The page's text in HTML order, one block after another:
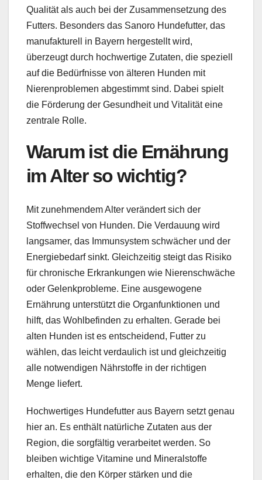
Qualität als auch bei der Zusammensetzung des
Futters. Besonders das Sanoro Hundefutter, das
manufakturell in Bayern hergestellt wird,
überzeugt durch hochwertige Zutaten, die speziell
auf die Bedürfnisse von älteren Hunden mit
Nierenproblemen abgestimmt sind. Dabei spielt
die Förderung der Gesundheit und Vitalität eine
zentrale Rolle.
Warum ist die Ernährung
im Alter so wichtig?
Mit zunehmendem Alter verändert sich der
Stoffwechsel von Hunden. Die Verdauung wird
langsamer, das Immunsystem schwächer und der
Energiebedarf sinkt. Gleichzeitig steigt das Risiko
für chronische Erkrankungen wie Nierenschwäche
oder Gelenkprobleme. Eine ausgewogene
Ernährung unterstützt die Organfunktionen und
hilft, das Wohlbefinden zu erhalten. Gerade bei
alten Hunden ist es entscheidend, Futter zu
wählen, das leicht verdaulich ist und gleichzeitig
alle notwendigen Nährstoffe in der richtigen
Menge liefert.
Hochwertiges Hundefutter aus Bayern setzt genau
hier an. Es enthält natürliche Zutaten aus der
Region, die sorgfältig verarbeitet werden. So
bleiben wichtige Vitamine und Mineralstoffe
erhalten, die den Körper stärken und die